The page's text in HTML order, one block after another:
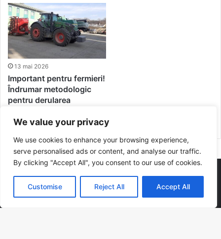
We value your privacy
We use cookies to enhance your browsing experience,
serve personalised ads or content, and analyse our traffic.
By clicking "Accept All", you consent to our use of cookies.
Customise Reject All Accept All
13 mai 2026
Important pentru fermieri!
Îndrumar metodologic
pentru derularea
echipamente
2024